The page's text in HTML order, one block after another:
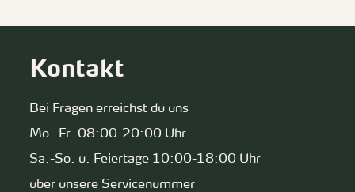
Kontakt
Bei Fragen erreichst du uns
Mo.-Fr. 08:00-20:00 Uhr
Sa.-So. u. Feiertage 10:00-18:00 Uhr
über unsere Servicenummer